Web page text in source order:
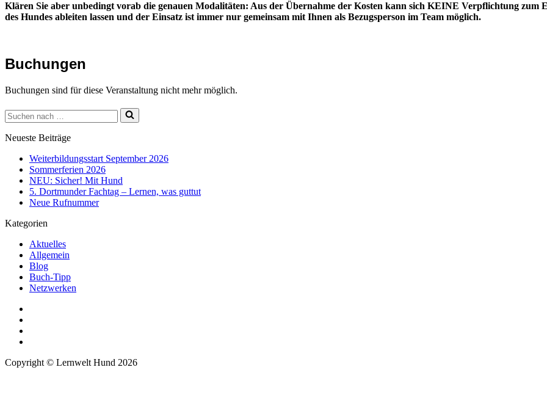
Klären Sie aber unbedingt vorab die genauen Modalitäten: Aus der Übernahme der Kosten kann sich KEINE Verpflichtung zum
des Hundes ableiten lassen und der Einsatz ist immer nur gemeinsam mit Ihnen als Bezugsperson im Team möglich.
Buchungen
Buchungen sind für diese Veranstaltung nicht mehr möglich.
Suchen
nach …
Neueste Beiträge
Weiterbildungsstart September 2026
Sommerferien 2026
NEU: Sicher! Mit Hund
5. Dortmunder Fachtag – Lernen, was guttut
Neue Rufnummer
Kategorien
Aktuelles
Allgemein
Blog
Buch-Tipp
Netzwerken
Copyright © Lernwelt Hund 2026